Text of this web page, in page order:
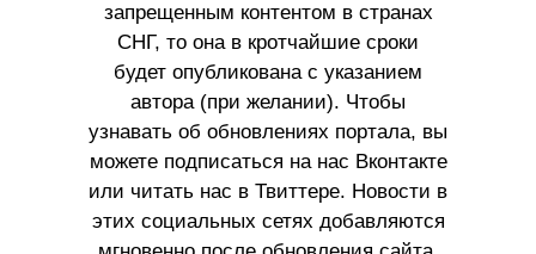
запрещенным контентом в странах
СНГ, то она в кротчайшие сроки
будет опубликована с указанием
автора (при желании). Чтобы
узнавать об обновлениях портала, вы
можете подписаться на нас Вконтакте
или читать нас в Твиттере. Новости в
этих социальных сетях добавляются